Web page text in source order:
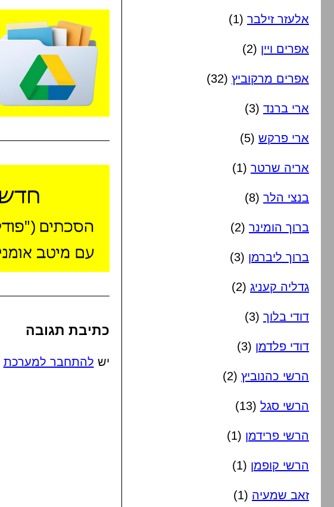
כתיבת תגובה
יש להתחבר למערכת
אלעזר זילבר (1)
אפרים ויין (2)
אפרים מרקוביץ (32)
ארי ברנד (3)
ארי פרקש (5)
אריה שרטר (1)
בנצי הלר (8)
ברוך הומינר (2)
ברוך ליברמן (3)
גדליה קעניג (2)
דודי בלוך (3)
דודי פלדמן (3)
הרשי כהנוביץ (2)
הרשי סגל (13)
הרשי פרידמן (1)
הרשי קופמן (1)
זאב שמעיה (1)